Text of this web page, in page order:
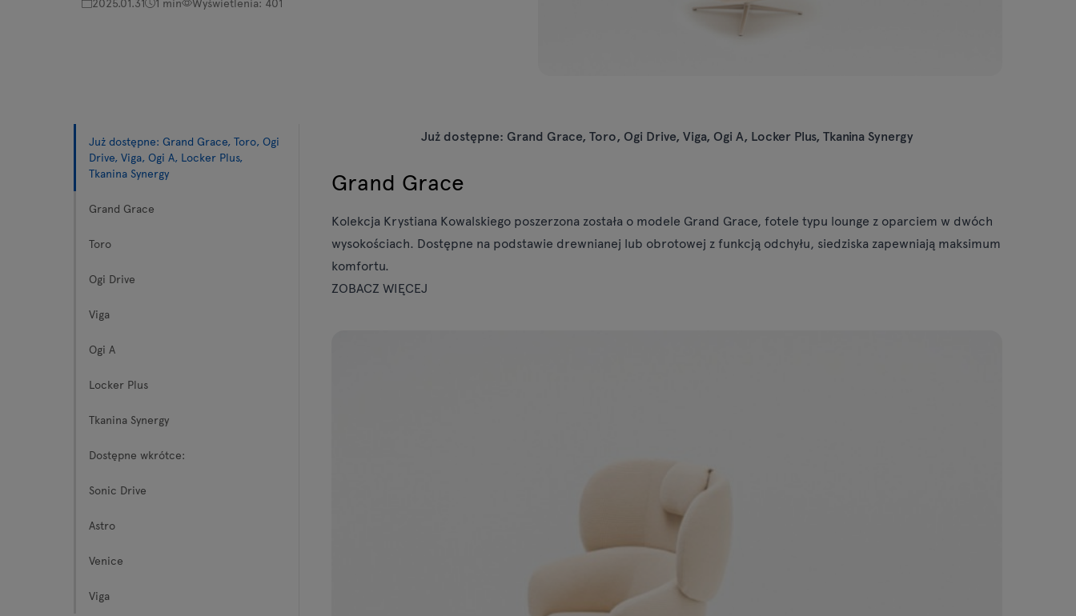
Wszystkie meble
Już dostępne: Grand Grace, Toro, Ogi
Drive, Viga, Ogi A, Locker Plus,
Tkanina Synergy
Grand Grace
Toro
Ogi Drive
Viga
Ogi A
Locker Plus
Tkanina Synergy
Dostępne wkrótce:
Sonic Drive
Astro
Venice
Viga
Już dostępne: Grand Grace, Toro, Ogi Drive, Viga, Ogi A, Locker Plus, Tkanina Synergy
Grand Grace
Kolekcja Krystiana Kowalskiego poszerzona została o modele Grand Grace, fotele typu lounge z oparciem w dwóch
wysokościach. Dostępne na podstawie drewnianej lub obrotowej z funkcją odchyłu, siedziska zapewniają maksimum
komfortu.
ZOBACZ WIĘCEJ